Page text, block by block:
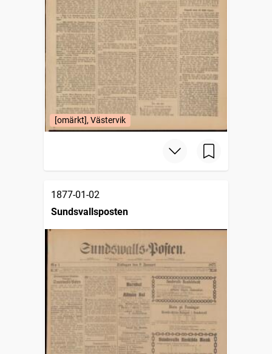
[omärkt], Västervik
1877-01-02
Sundsvallsposten